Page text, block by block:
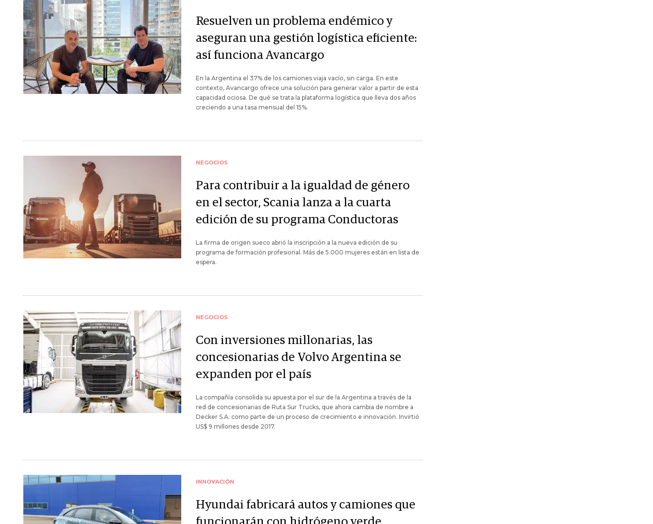
Resuelven un problema endémico y
aseguran una gestión logística eficiente:
así funciona Avancargo
En la Argentina el 37% de los camiones viaja vacío, sin carga. En este
contexto, Avancargo ofrece una solución para generar valor a partir de esta
capacidad ociosa. De qué se trata la plataforma logística que lleva dos años
creciendo a una tasa mensual del 15%.
NEGOCIOS
Para contribuir a la igualdad de género
en el sector, Scania lanza a la cuarta
edición de su programa Conductoras
La firma de origen sueco abrió la inscripción a la nueva edición de su
programa de formación profesional. Más de 5.000 mujeres están en lista de
espera.
NEGOCIOS
Con inversiones millonarias, las
concesionarias de Volvo Argentina se
expanden por el país
La compañía consolida su apuesta por el sur de la Argentina a través de la
red de concesionarias de Ruta Sur Trucks, que ahora cambia de nombre a
Decker S.A. como parte de un proceso de crecimiento e innovación. Invirtió
US$ 9 millones desde 2017.
INNOVACIÓN
Hyundai fabricará autos y camiones que